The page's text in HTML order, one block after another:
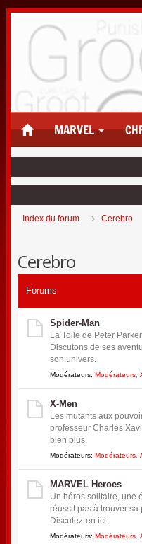
MARVEL
Index du forum Cerebro
Cerebro
Forums
Spider-Man
La Toile de Peter
Discutons de ses
son univers.
Modérateurs: Modérateurs
X-Men
Les mutants aux
professeur Charles
bien plus.
Modérateurs: Modérateurs
MARVEL Heroes
Un héros solitaire, une
réussit pas à trouver
Discutez-en ici.
Modérateurs: Modérateurs